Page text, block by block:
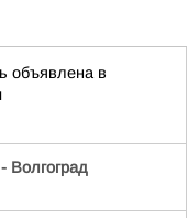
объявлена в
Волгоград